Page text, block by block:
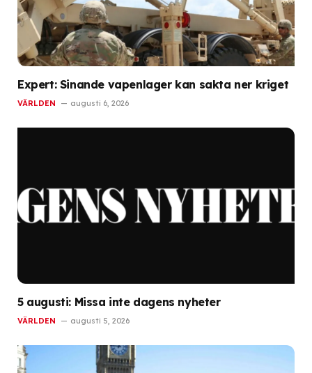
Expert: Sinande vapenlager kan sakta ner kriget
VÄRLDEN augusti 6, 2026
5 augusti: Missa inte dagens nyheter
VÄRLDEN augusti 5, 2026